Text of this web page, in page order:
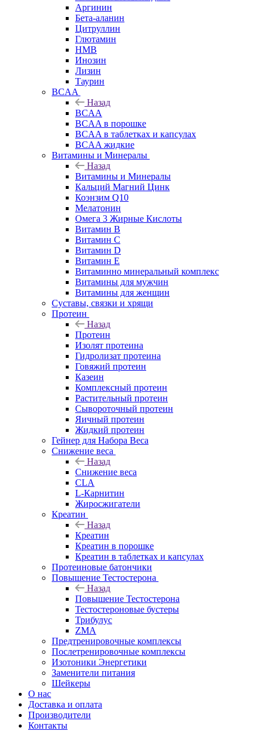
Аргинин
Бета-аланин
Цитруллин
Глютамин
HMB
Инозин
Лизин
Таурин
BCAA
Назад
BCAA
BCAA в порошке
BCAA в таблетках и капсулах
BCAA жидкие
Витамины и Минералы
Назад
Витамины и Минералы
Кальций Магний Цинк
Коэнзим Q10
Мелатонин
Омега 3 Жирные Кислоты
Витамин B
Витамин C
Витамин D
Витамин E
Витаминно минеральный комплекс
Витамины для мужчин
Витамины для женщин
Суставы, связки и хрящи
Протеин
Назад
Протеин
Изолят протеина
Гидролизат протеина
Говяжий протеин
Казеин
Комплексный протеин
Растительный протеин
Сывороточный протеин
Яичный протеин
Жидкий протеин
Гейнер для Набора Веса
Снижение веса
Назад
Снижение веса
CLA
L-Карнитин
Жиросжигатели
Креатин
Назад
Креатин
Креатин в порошке
Креатин в таблетках и капсулах
Протеиновые батончики
Повышение Тестостерона
Назад
Повышение Тестостерона
Тестостероновые бустеры
Трибулус
ZMA
Предтренировочные комплексы
Послетренировочные комплексы
Изотоники Энергетики
Заменители питания
Шейкеры
О нас
Доставка и оплата
Производители
Контакты